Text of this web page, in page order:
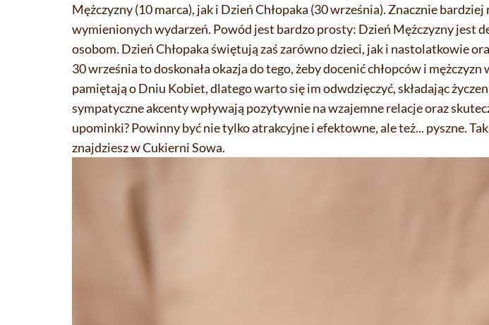
Mężczyzny (10 marca), jak i Dzień Chłopaka (30 września). Znacznie
wymienionych wydarzeń. Powód jest bardzo prosty: Dzień Mężczyzny jest
osobom. Dzień Chłopaka świętują zaś zarówno dzieci, jak i nastolatkowie
30 września to doskonała okazja do tego, żeby docenić chłopców i
pamiętają o Dniu Kobiet, dlatego warto się im odwdzięczyć, składając
sympatyczne akcenty wpływają pozytywnie na wzajemne relacje oraz
upominki? Powinny być nie tylko atrakcyjne i efektowne, ale też... pyszne.
znajdziesz w Cukierni Sowa.